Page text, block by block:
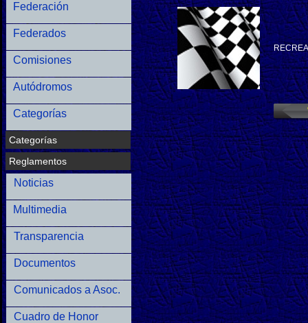
Federación
Federados
Comisiones
Autódromos
Categorías
Categorías
Reglamentos
Noticias
Multimedia
Transparencia
Documentos
Comunicados a Asoc.
Cuadro de Honor